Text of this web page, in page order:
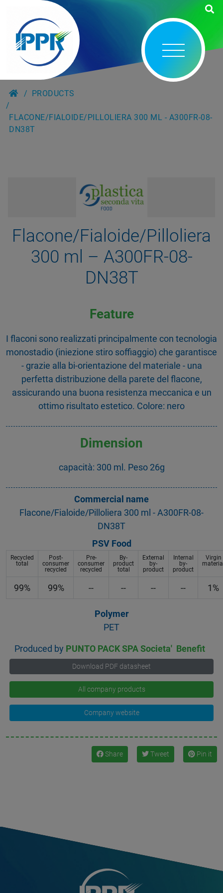
PRODUCTS
FLACONE/FIALOIDE/PILLOLIERA 300 ML - A300FR-08-
DN38T
Flacone/Fialoide/Pilloliera
300 ml – A300FR-08-
DN38T
Feature
I flaconi sono realizzati principalmente con tecnologia
monostadio (iniezione stiro soffiaggio) che garantisce
- grazie alla bi-orientazione del materiale - una
perfetta distribuzione della parete del flacone,
assicurando una buona resistenza meccanica e un
ottimo risultato estetico. Colore: nero
Dimension
capacità: 300 ml. Peso 26g
Commercial name
Flacone/Fialoide/Pilloliera 300 ml - A300FR-08-
DN38T
PSV Food
Recycled
total
Post-
consumer
recycled
Pre-
consumer
recycled
By-
product
total
External
by-
product
Internal
by-
product
Virgin
99% 99% -- -- -- -- 1%
Polymer
PET
Produced by PUNTO PACK SPA Societa' Benefit
Download PDF datasheet
All company products
Company website
Share Tweet Pin it